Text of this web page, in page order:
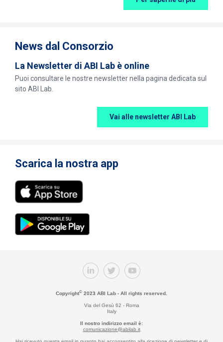
News dal Consorzio
La Newsletter di ABI Lab è online
Puoi consultare le nostre newsletter nella pagina dedicata sul
sito ABI Lab.
Vai alle newsletter ABI Lab
Scarica la nostra app
Copyright© 2023 ABI Lab - All rights reserved.
Via del Gesù 62 - Roma
Italy
Il nostro indirizzo email è:
comunicazione@abilab.it